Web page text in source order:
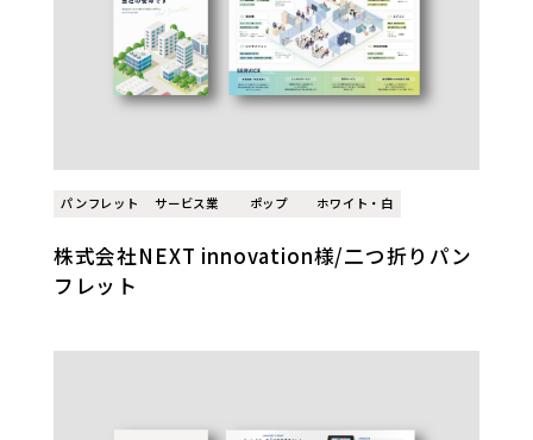
パンフレット サービス業 ポップ ホワイト・白
株式会社NEXT innovation様/二つ折りパン
フレット